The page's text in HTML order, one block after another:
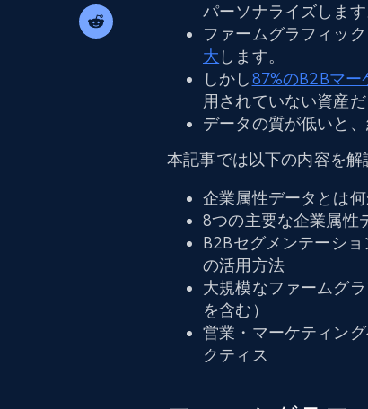
パーソナライズします
ファームグラフィッ
大 します。
しかし87%のB2Bマー
用されていない資産だ
データの質が低いと
本記事では以下の内容を解
企業属性データとは
8つの主要な企業属性
B2Bセグメンテーシ
の活用方法
大規模なファームグ
を含む）
営業・マーケティン
クティス